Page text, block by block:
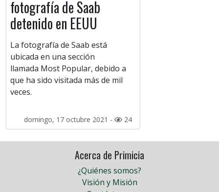
fotografía de Saab
detenido en EEUU
La fotografía de Saab está
ubicada en una sección
llamada Most Popular, debido a
que ha sido visitada más de mil
veces.
domingo, 17 octubre 2021 - 24
Acerca de Primicia
¿Quiénes somos?
Visión y Misión